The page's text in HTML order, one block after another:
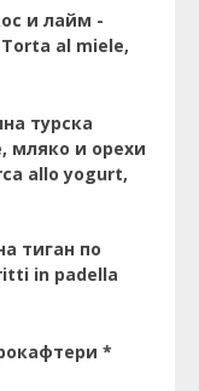
и лайм -
al miele,
турска
мляко и орехи
allo yogurt,
тиган по
in padella
*